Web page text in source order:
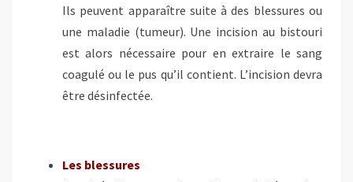
Ils peuvent apparaître suite à des blessures ou
une maladie (tumeur). Une incision au bistouri
est alors nécessaire pour en extraire le sang
coagulé ou le pus qu’il contient. L’incision devra
être désinfectée.
Les blessures